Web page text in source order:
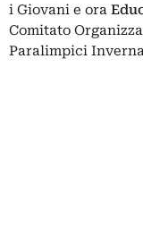
i Giovani e ora
Comitato
Paralimpici